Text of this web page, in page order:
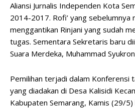
Aliansi Jurnalis Independen Kota
2014-2017. Rofi’ yang sebelumnya
menggantikan Rinjani yang sudah
tugas. Sementara Sekretaris baru
Suara Merdeka, Muhammad
Pemilihan terjadi dalam Konferensi
yang diadakan di Desa Kalisidi
Kabupaten Semarang, Kamis (29/